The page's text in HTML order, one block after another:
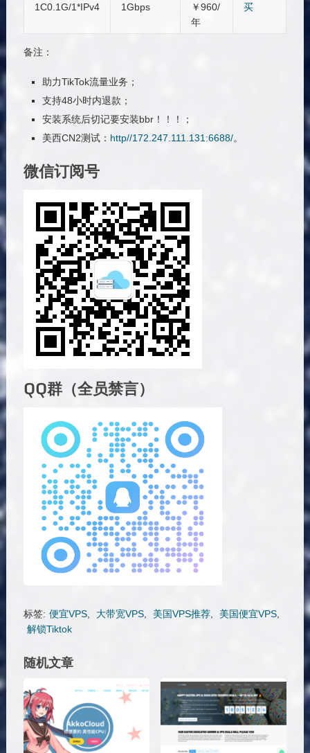
1C0.1G/1*IPv4
1Gbps
￥960/
年
买
备注：
助力TikTok流量业务；
支持48小时内退款；
安装系统后切记要安装bbr！！！；
美西CN2测试： http//172.247.111.131:6688/。
微信订阅号
QQ群（全员禁言）
标签: 便宜VPS, 大带宽VPS, 美国VPS推荐, 美国便宜VPS,
解锁Tiktok
随机文章